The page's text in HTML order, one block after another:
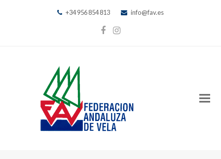
+34 956 854 813 info@fav.es
Facebook
Instagram